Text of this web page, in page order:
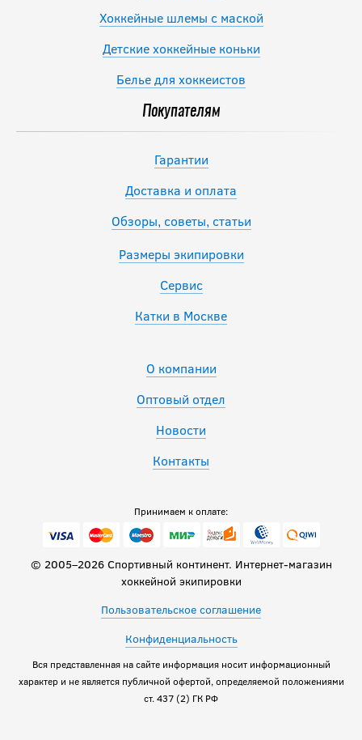
Хоккейные шлемы с маской
Детские хоккейные коньки
Белье для хоккеистов
Покупателям
Гарантии
Доставка и оплата
Обзоры, советы, статьи
Размеры экипировки
Сервис
Катки в Москве
О компании
Оптовый отдел
Новости
Контакты
Принимаем к оплате:
© 2005–2026 Спортивный континент. Интернет-магазин
хоккейной экипировки
Пользовательское соглашение
Конфиденциальность
Вся представленная на сайте информация носит информационный
характер и не является публичной офертой, определяемой положениями
ст. 437 (2) ГК РФ